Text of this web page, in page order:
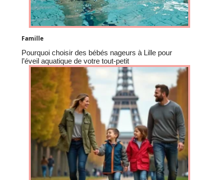
Famille
Pourquoi choisir des bébés nageurs à Lille pour
l’éveil aquatique de votre tout-petit